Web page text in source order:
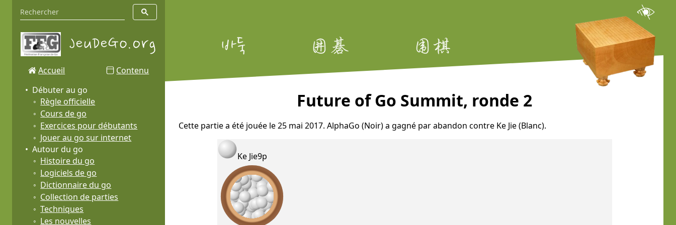
Accueil
Contenu
Débuter au go
Règle officielle
Cours de go
Exercices pour débutants
Jouer au go sur internet
Autour du go
Histoire du go
Logiciels de go
Dictionnaire du go
Collection de parties
Techniques
Les nouvelles
Future of Go Summit, ronde 2
Cette partie a été jouée le 25 mai 2017. AlphaGo (Noir) a gagné par abandon contre Ke Jie (Blanc).
Ke Jie9p